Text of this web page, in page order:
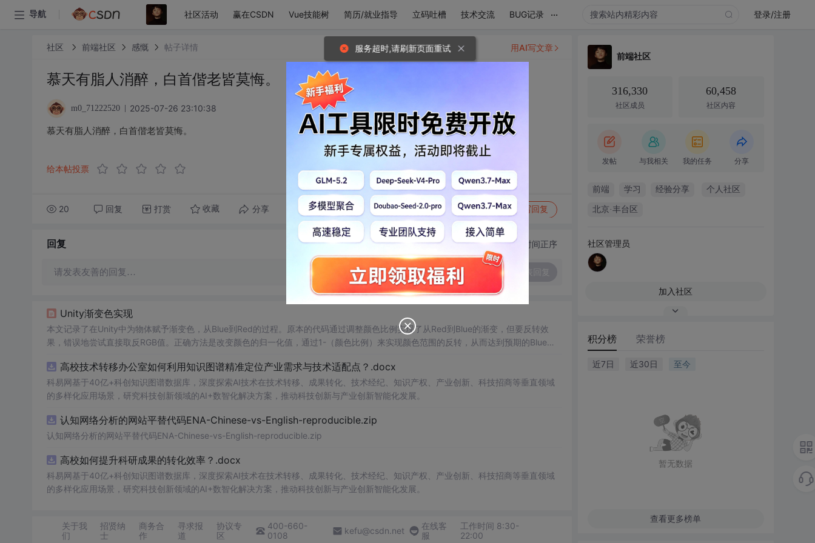
导航 社区活动 赢在CSDN Vue技能树 简历/就业指导 立码吐槽 技术交流 BUG记录 ... 登录/注册
社区 前端社区 感慨 帖子详情
慕天有脂人消醉，白首偕老皆莫悔。
m0_71222520 2025-07-26 23:10:38
慕天有脂人消醉，白首偕老皆莫悔。
给本帖投票
20 回复 打赏 收藏 分享 转发到动态 举报 写回复
用AI写文章
回复 切换为时间正序
请发表友善的回复…
Unity渐变色实现
本文记录了在Unity中为物体赋予渐变色，从Blue到Red的过程。原本的代码通过调整颜色比例实现了从Red到Blue的渐变，但要反转效
果，错误地尝试直接取反RGB值。正确方法是改变颜色的归一化值，通过1-（颜色比例）来实现颜色范围的反转，从而达到预期的Blue到R
高校技术转移办公室如何利用知识图谱精准定位产业需求与技术适配点？.docx
科易网基于40亿+科创知识图谱数据库，深度探索AI技术在技术转移、成果转化、技术经纪、知识产权、产业创新、科技招商等垂直领域
的多样化应用场景，研究科技创新领域的AI+数智化解决方案，推动科技创新与产业创新智能化发展。
认知网络分析的网站平替代码ENA-Chinese-vs-English-reproducible.zip
认知网络分析的网站平替代码ENA-Chinese-vs-English-reproducible.zip
高校如何提升科研成果的转化效率？.docx
科易网基于40亿+科创知识图谱数据库，深度探索AI技术在技术转移、成果转化、技术经纪、知识产权、产业创新、科技招商等垂直领域
的多样化应用场景，研究科技创新领域的AI+数智化解决方案，推动科技创新与产业创新智能化发展。
关于我
们
招贤纳
士
商务合
作
寻求报
道
协议专
区
400-660-
0108
kefu@csdn.net
在线客
服
工作时间 8:30-
22:00
前端社区
316,330
社区成员
60,458
社区内容
发帖 与我相关 我的任务 分享
前端 学习 经验分享 个人社区
北京·丰台区
社区管理员
加入社区
积分榜 荣誉榜
近7日 近30日 至今
暂无数据
查看更多榜单
服务超时,请刷新页面重试